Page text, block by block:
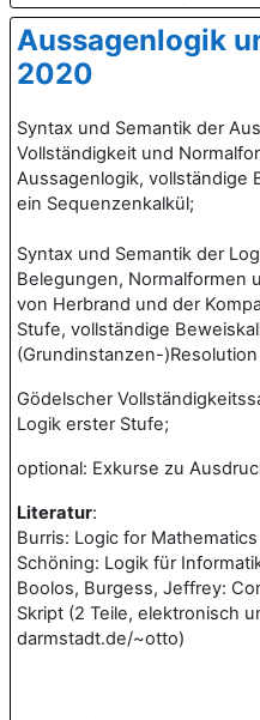
Aussagenlogik
2020
Syntax und Semantik der
Vollständigkeit und
Aussagenlogik, vollständige
ein Sequenzenkalkül;
Syntax und Semantik der
Belegungen, Normalformen
von Herbrand und der
Stufe, vollständige
(Grundinstanzen-
Gödelscher
Logik erster Stufe;
optional: Exkurse zu
Literatur:
Burris: Logic for
Schöning: Logik für
Boolos, Burgess, Jeffrey:
Skript (2 Teile, elektronisch
darmstadt.de/~otto)